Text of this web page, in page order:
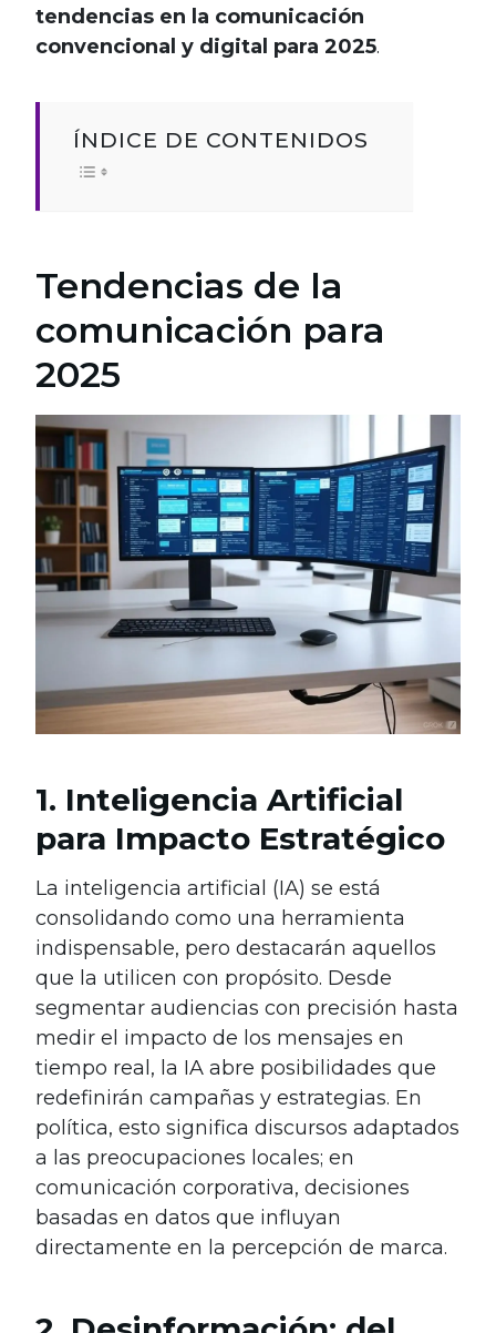
tendencias en la comunicación
convencional y digital para 2025.
ÍNDICE DE CONTENIDOS
Tendencias de la
comunicación para
2025
1. Inteligencia Artificial
para Impacto Estratégico
La inteligencia artificial (IA) se está
consolidando como una herramienta
indispensable, pero destacarán aquellos
que la utilicen con propósito. Desde
segmentar audiencias con precisión hasta
medir el impacto de los mensajes en
tiempo real, la IA abre posibilidades que
redefinirán campañas y estrategias. En
política, esto significa discursos adaptados
a las preocupaciones locales; en
comunicación corporativa, decisiones
basadas en datos que influyan
directamente en la percepción de marca.